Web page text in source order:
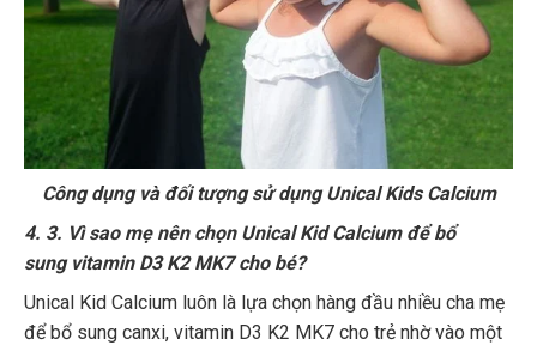
Công dụng và đối tượng sử dụng Unical Kids Calcium
4. 3. Vì sao mẹ nên chọn Unical Kid Calcium để bổ
sung vitamin D3 K2 MK7 cho bé?
Unical Kid Calcium luôn là lựa chọn hàng đầu nhiều cha mẹ
để bổ sung canxi, vitamin D3 K2 MK7 cho trẻ nhờ vào một